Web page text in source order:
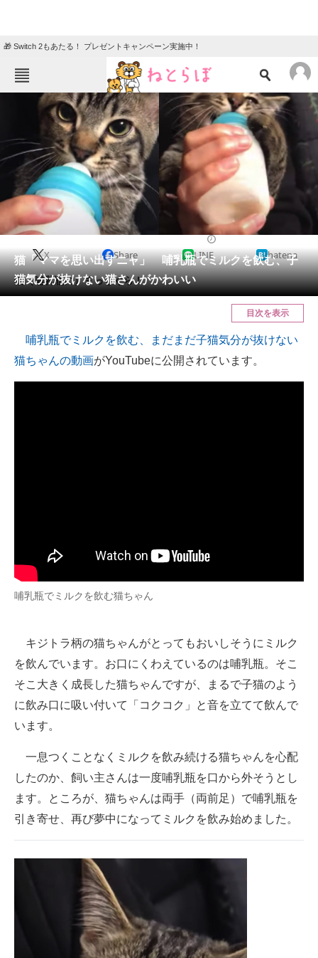
🎁 Switch 2もあたる！ プレゼントキャンペーン実施中！
ねとらぼメニュー
ニュース
エンタメ クイズ
グルメ 地域
住まい 教育・育児
動物 リサーチ
会員記事
メディア
ITの今と未来を見通す
スマホと通信の最新トレンド
経営リーダーのコミュニティ
マーケ×ITの今がよく分かる
IT製品の技術・比較・事例
エレクトロニクス専門サイト
エネルギーの専門メディア
建設×テクノロジーの最前線
ちょっと気になるネットの話題
猫「ママを思い出すニャ」 哺乳瓶でミルクを飲む、子
猫気分が抜けない猫さんがかわいい
X Share LINE hatena
猫（哺乳瓶に）まっしぐら！
目次を表示
哺乳瓶でミルクを飲む、まだまだ子猫気分が抜けない
猫ちゃんの動画がYouTubeに公開されています。
哺乳瓶でミルクを飲む猫ちゃん
キジトラ柄の猫ちゃんがとってもおいしそうにミルク
を飲んでいます。お口にくわえているのは哺乳瓶。そこ
そこ大きく成長した猫ちゃんですが、まるで子猫のよう
に飲み口に吸い付いて「コクコク」と音を立てて飲んで
います。
一息つくことなくミルクを飲み続ける猫ちゃんを心配
したのか、飼い主さんは一度哺乳瓶を口から外そうとし
ます。ところが、猫ちゃんは両手（両前足）で哺乳瓶を
引き寄せ、再び夢中になってミルクを飲み始めました。